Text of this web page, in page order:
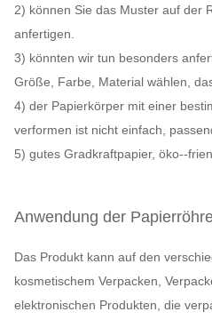
2) können Sie das Muster auf der
anfertigen.
3) könnten wir tun besonders
Größe, Farbe, Material wählen,
4) der Papierkörper mit einer
verformen ist nicht einfach,
5) gutes Gradkraftpapier, öko--
Anwendung der
Das Produkt kann auf den
kosmetischem Verpacken,
elektronischen Produkten, die